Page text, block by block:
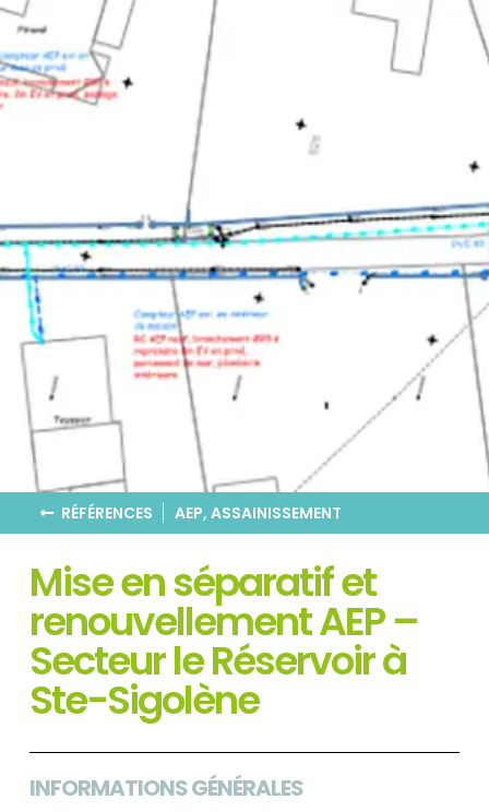
RÉFÉRENCES AEP, ASSAINISSEMENT
Mise en séparatif et
renouvellement AEP –
Secteur le Réservoir​ à
Ste-Sigolène
INFORMATIONS GÉNÉRALES